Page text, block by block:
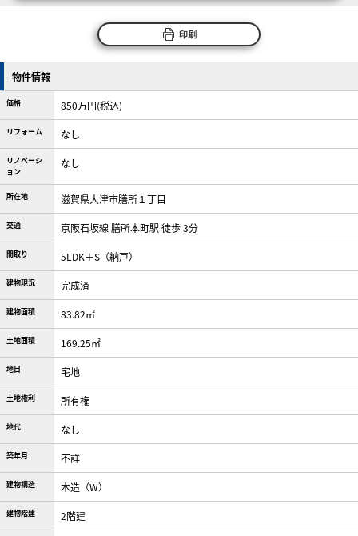
印刷
物件情報
価格 850万円(税込)
リフォーム なし
リノベーシ
ョン
なし
所在地 滋賀県大津市膳所１丁目
交通 京阪石坂線 膳所本町駅 徒歩 3分
間取り 5LDK＋S（納戸）
建物現況 完成済
建物面積 83.82㎡
土地面積 169.25㎡
地目 宅地
土地権利 所有権
地代 なし
築年月 不詳
建物構造 木造（W）
建物階建 2階建